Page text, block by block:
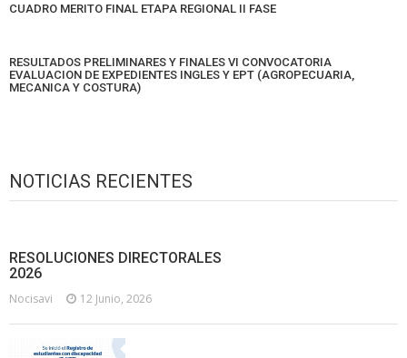
CUADRO MERITO FINAL ETAPA REGIONAL II FASE
RESULTADOS PRELIMINARES Y FINALES VI CONVOCATORIA
EVALUACION DE EXPEDIENTES INGLES Y EPT (AGROPECUARIA,
MECANICA Y COSTURA)
NOTICIAS RECIENTES
RESOLUCIONES DIRECTORALES
2026
Nocisavi 12 Junio, 2026